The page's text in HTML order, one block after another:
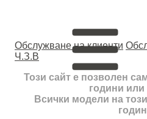
Oбслужване на клиенти
Ч.З.В
Този сайт е позволен
години или
Всички модели на